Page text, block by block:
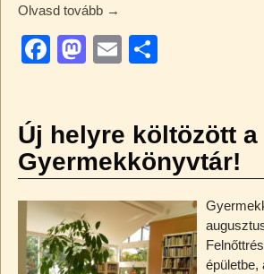
Olvasd tovább →
F
e
b
o
o
k
M
o
d
o
n
E
a
m
e
g
Új helyre költözött a
Gyermekkönyvtár!
épületbe,